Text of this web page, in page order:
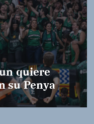
quiere
su Penya